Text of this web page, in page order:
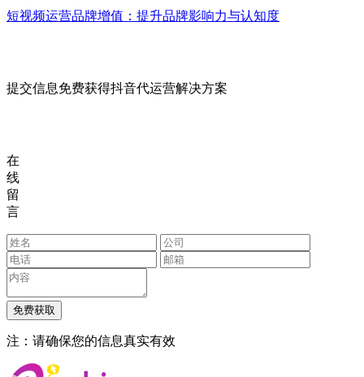
短视频运营品牌增值：提升品牌影响力与认知度
提交信息免费获得抖音代运营解决方案
在
线
留
言
注：请确保您的信息真实有效